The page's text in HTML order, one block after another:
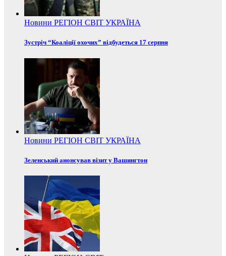
Новини РЕГІОН СВІТ УКРАЇНА
Зустріч “Коаліції охочих” відбудеться 17 серпня
Новини РЕГІОН СВІТ УКРАЇНА
Зеленський анонсував візит у Вашингтон